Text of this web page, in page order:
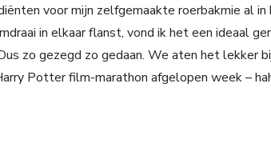
voor mijn zelfgemaakte roerbakmie al in
in elkaar flanst, vond ik het een ideaal
zo gezegd zo gedaan. We aten het lekker
Potter film-marathon afgelopen week –